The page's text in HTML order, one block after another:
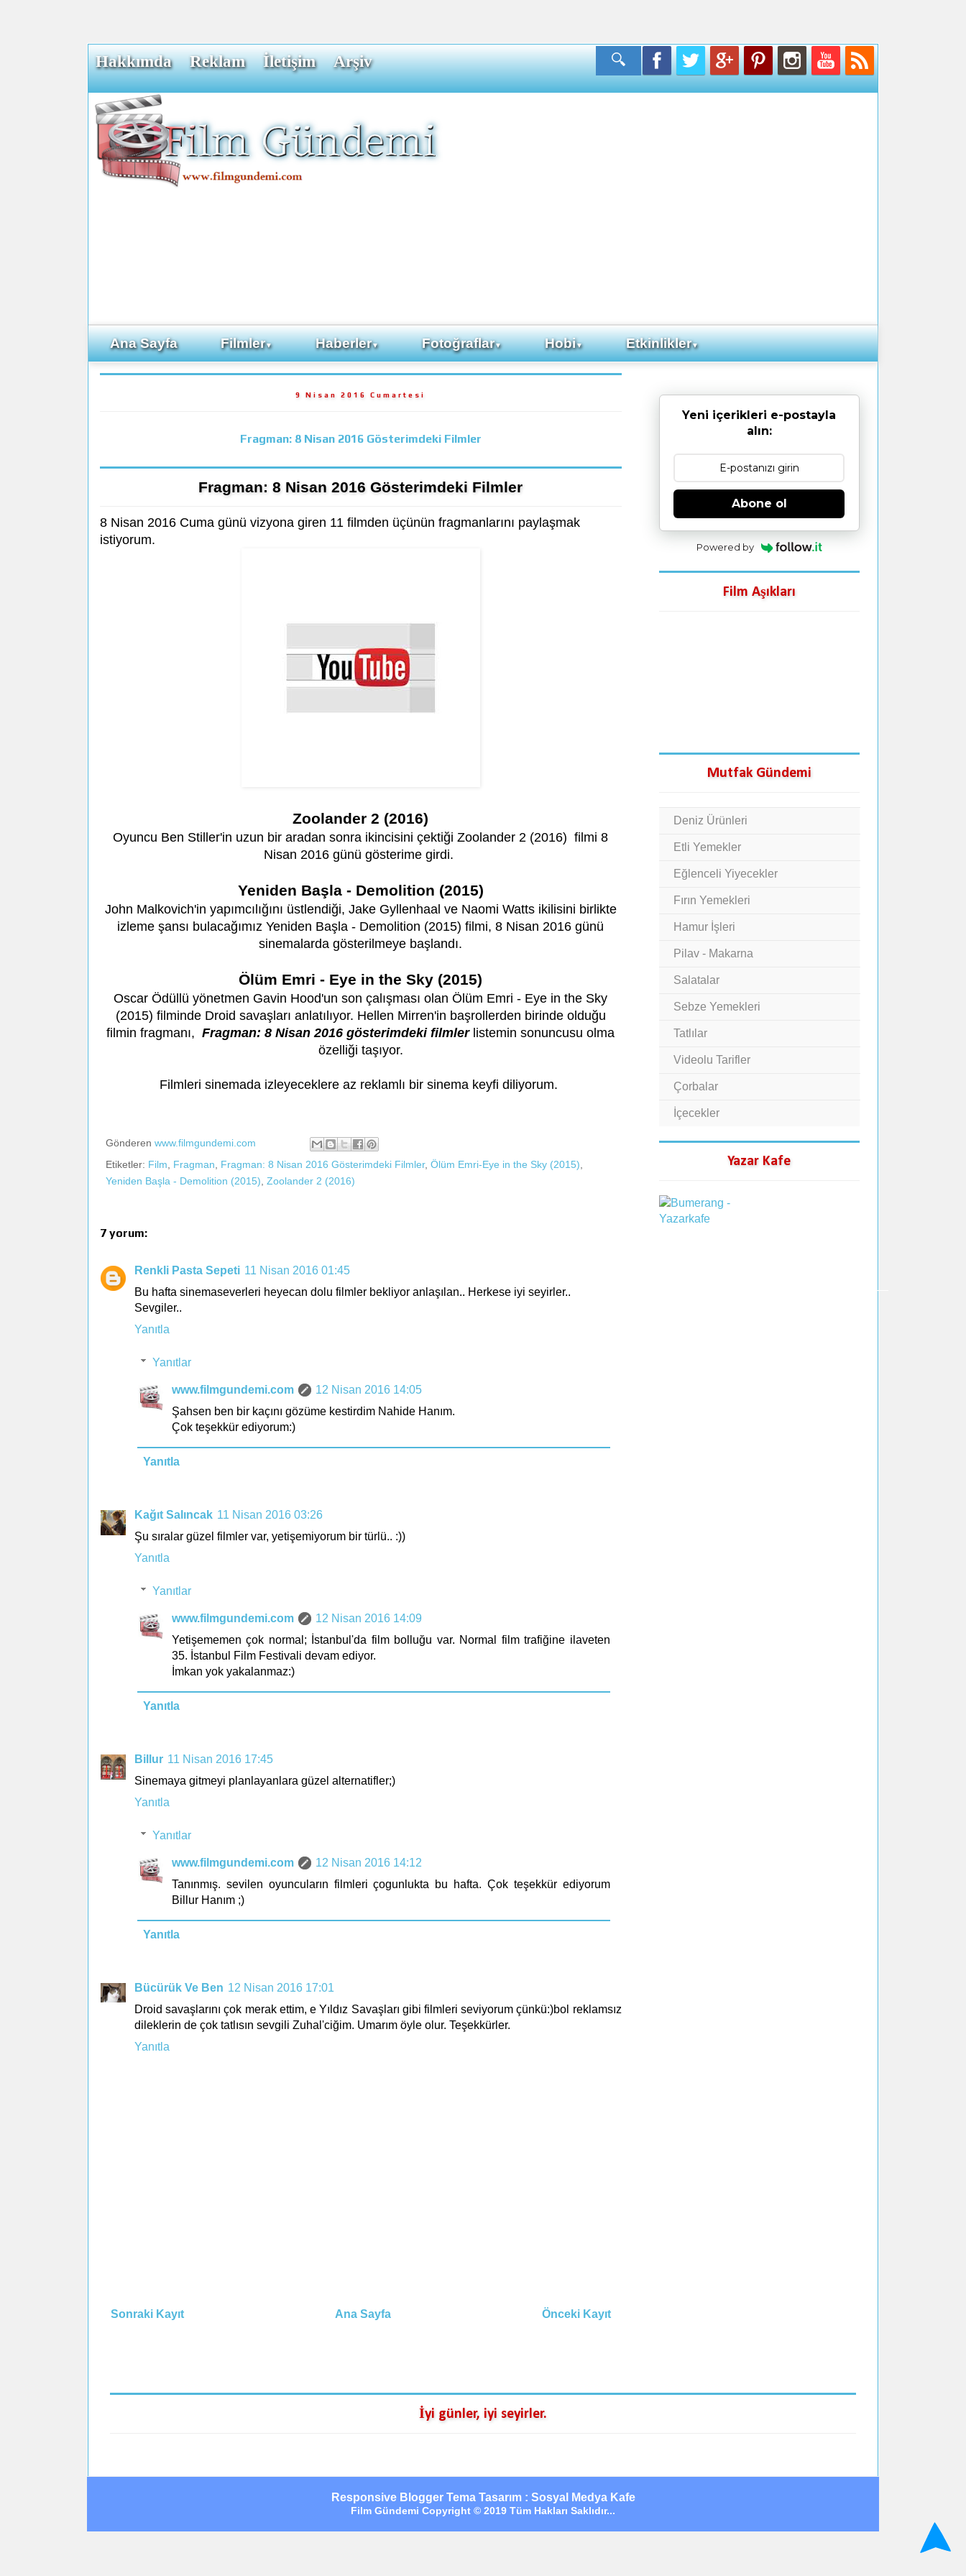
Hakkımda Reklam İletişim Arşiv
Ana Sayfa Filmler▼ Haberler▼ Fotoğraflar▼ Hobi▼ Etkinlikler▼
9 Nisan 2016 Cumartesi
Fragman: 8 Nisan 2016 Gösterimdeki Filmler
Fragman: 8 Nisan 2016 Gösterimdeki Filmler
8 Nisan 2016 Cuma günü vizyona giren 11 filmden üçünün fragmanlarını paylaşmak
istiyorum.
Zoolander 2 (2016)
Oyuncu Ben Stiller'in uzun bir aradan sonra ikincisini çektiği Zoolander 2 (2016) filmi 8
Nisan 2016 günü gösterime girdi.
Yeniden Başla - Demolition (2015)
John Malkovich'in yapımcılığını üstlendiği, Jake Gyllenhaal ve Naomi Watts ikilisini birlikte
izleme şansı bulacağımız Yeniden Başla - Demolition (2015) filmi, 8 Nisan 2016 günü
sinemalarda gösterilmeye başlandı.
Ölüm Emri - Eye in the Sky (2015)
Oscar Ödüllü yönetmen Gavin Hood'un son çalışması olan Ölüm Emri - Eye in the Sky
(2015) filminde Droid savaşları anlatılıyor. Hellen Mirren'in başrollerden birinde olduğu
filmin fragmanı,Fragman: 8 Nisan 2016 gösterimdeki filmlerlistemin sonuncusu olma
özelliği taşıyor.
Filmleri sinemada izleyeceklere az reklamlı bir sinema keyfi diliyorum.
Gönderen www.filmgundemi.com
Etiketler: Film Fragman Fragman: 8 Nisan 2016 Gösterimdeki Filmler, Ölüm Emri-Eye in the Sky (2015)
Yeniden Başla - Demolition (2015) Zoolander 2 (2016)
7 yorum:
Renkli Pasta Sepeti 11 Nisan 2016 01:45
Bu hafta sinemaseverleri heyecan dolu filmler bekliyor anlaşılan.. Herkese iyi seyirler..
Sevgiler..
Yanıtla
Yanıtlar
www.filmgundemi.com
12 Nisan 2016 14:05
Şahsen ben bir kaçını gözüme kestirdim Nahide Hanım.
Çok teşekkür ediyorum:)
Yanıtla
Kağıt Salıncak 11 Nisan 2016 03:26
Şu sıralar güzel filmler var, yetişemiyorum bir türlü.. :))
Yanıtla
Yanıtlar
www.filmgundemi.com
12 Nisan 2016 14:09
Yetişememen çok normal; İstanbul'da film bolluğu var. Normal film trafiğine ilaveten
35. İstanbul Film Festivali devam ediyor.
İmkan yok yakalanmaz:)
Yanıtla
Billur 11 Nisan 2016 17:45
Sinemaya gitmeyi planlayanlara güzel alternatifler;)
Yanıtla
Yanıtlar
www.filmgundemi.com
12 Nisan 2016 14:12
Tanınmış. sevilen oyuncuların filmleri çogunlukta bu hafta. Çok teşekkür ediyorum
Billur Hanım ;)
Yanıtla
Bücürük Ve Ben 12 Nisan 2016 17:01
Droid savaşlarını çok merak ettim, e Yıldız Savaşları gibi filmleri seviyorum çünkü:)bol reklamsız
dileklerin de çok tatlısın sevgili Zuhal'ciğim. Umarım öyle olur. Teşekkürler.
Yanıtla
Sonraki Kayıt Önceki Kayıt
Ana Sayfa
Yeni içerikleri e-postayla
alın:
Abone ol
Powered by
Film Aşıkları
Mutfak Gündemi
Deniz Ürünleri
Etli Yemekler
Eğlenceli Yiyecekler
Fırın Yemekleri
Hamur İşleri
Pilav - Makarna
Salatalar
Sebze Yemekleri
Tatlılar
Videolu Tarifler
Çorbalar
İçecekler
Yazar Kafe
İyi günler, iyi seyirler.
Responsive Blogger Tema Tasarım : Sosyal Medya Kafe
Film Gündemi Copyright © 2019 Tüm Hakları Saklıdır...